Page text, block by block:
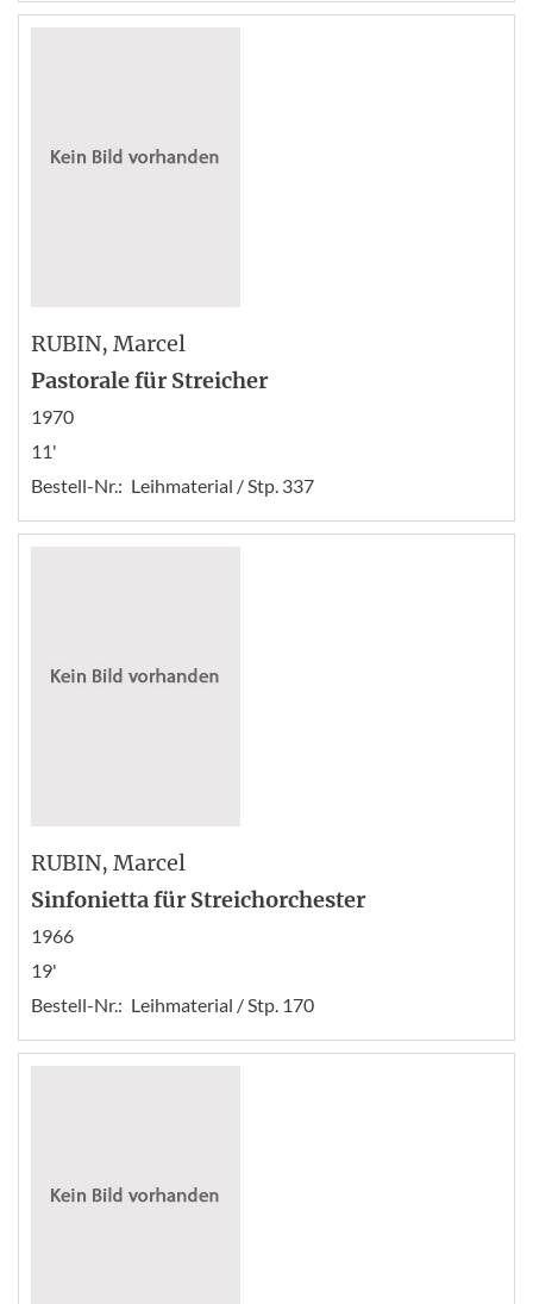
RUBIN, Marcel
Pastorale für Streicher
1970
11'
Bestell-Nr.: Leihmaterial / Stp. 337
RUBIN, Marcel
Sinfonietta für Streichorchester
1966
19'
Bestell-Nr.: Leihmaterial / Stp. 170